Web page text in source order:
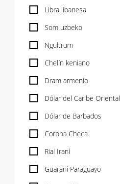
Libra libanesa
Som uzbeko
Ngultrum
Chelín keniano
Dram armenio
Dólar del Caribe Oriental
Dólar de Barbados
Corona Checa
Rial Iraní
Guaraní Paraguayo